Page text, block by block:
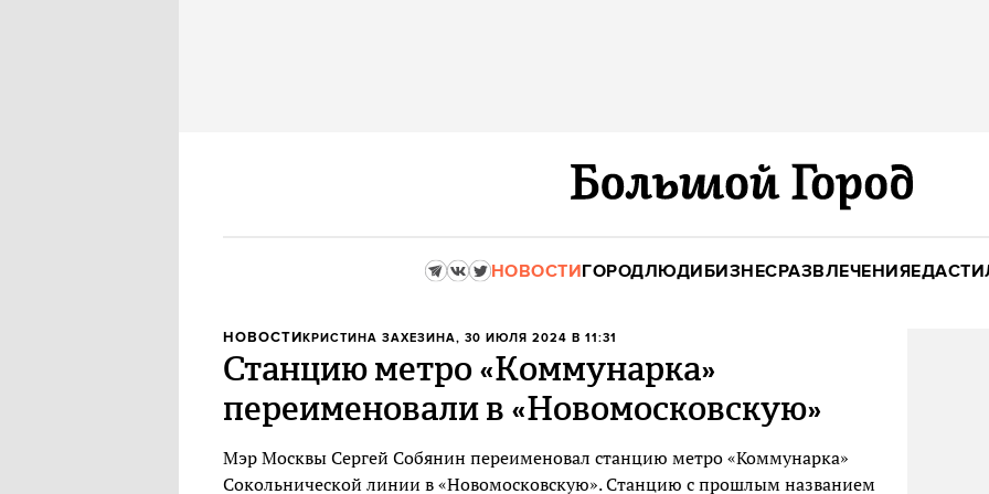
НОВОСТИГОРОДЛЮДИБИЗНЕСРАЗВЛЕЧЕНИЯЕДА
НОВОСТИКРИСТИНА ЗАХЕЗИНА, 30 ИЮЛЯ 2024 В 11:31
Станцию метро «Коммунарка»
переименовали в «Новомосковскую»
Мэр Москвы Сергей Собянин переименовал станцию метро «Коммунарка»
Сокольнической линии в «Новомосковскую». Станцию с прошлым названием